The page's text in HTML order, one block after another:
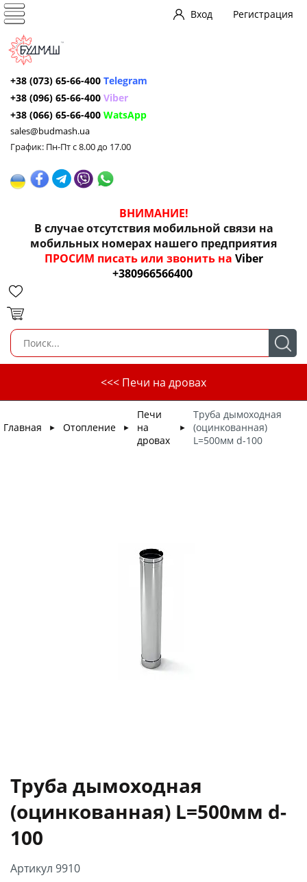
Вход Регистрация
+38 (073) 65-66-400 Telegram
+38 (096) 65-66-400 Viber
+38 (066) 65-66-400 WatsApp
sales@budmash.ua
График: Пн-Пт с 8.00 до 17.00
ВНИМАНИЕ!
В случае отсутствия мобильной связи на
мобильных номерах нашего предприятия
ПРОСИМ писать или звонить на Viber
+380966566400
<<< Печи на дровах
Главная ► Отопление ►
Печи
на
дровах
►
Труба дымоходная
(оцинкованная)
L=500мм d-100
Труба дымоходная
(оцинкованная) L=500мм d-
100
Артикул 9910